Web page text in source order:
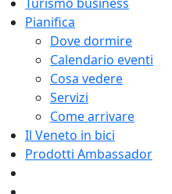
Pianifica
Dove dormire
Calendario eventi
Cosa vedere
Servizi
Come arrivare
Il Veneto in bici
Prodotti Ambassador